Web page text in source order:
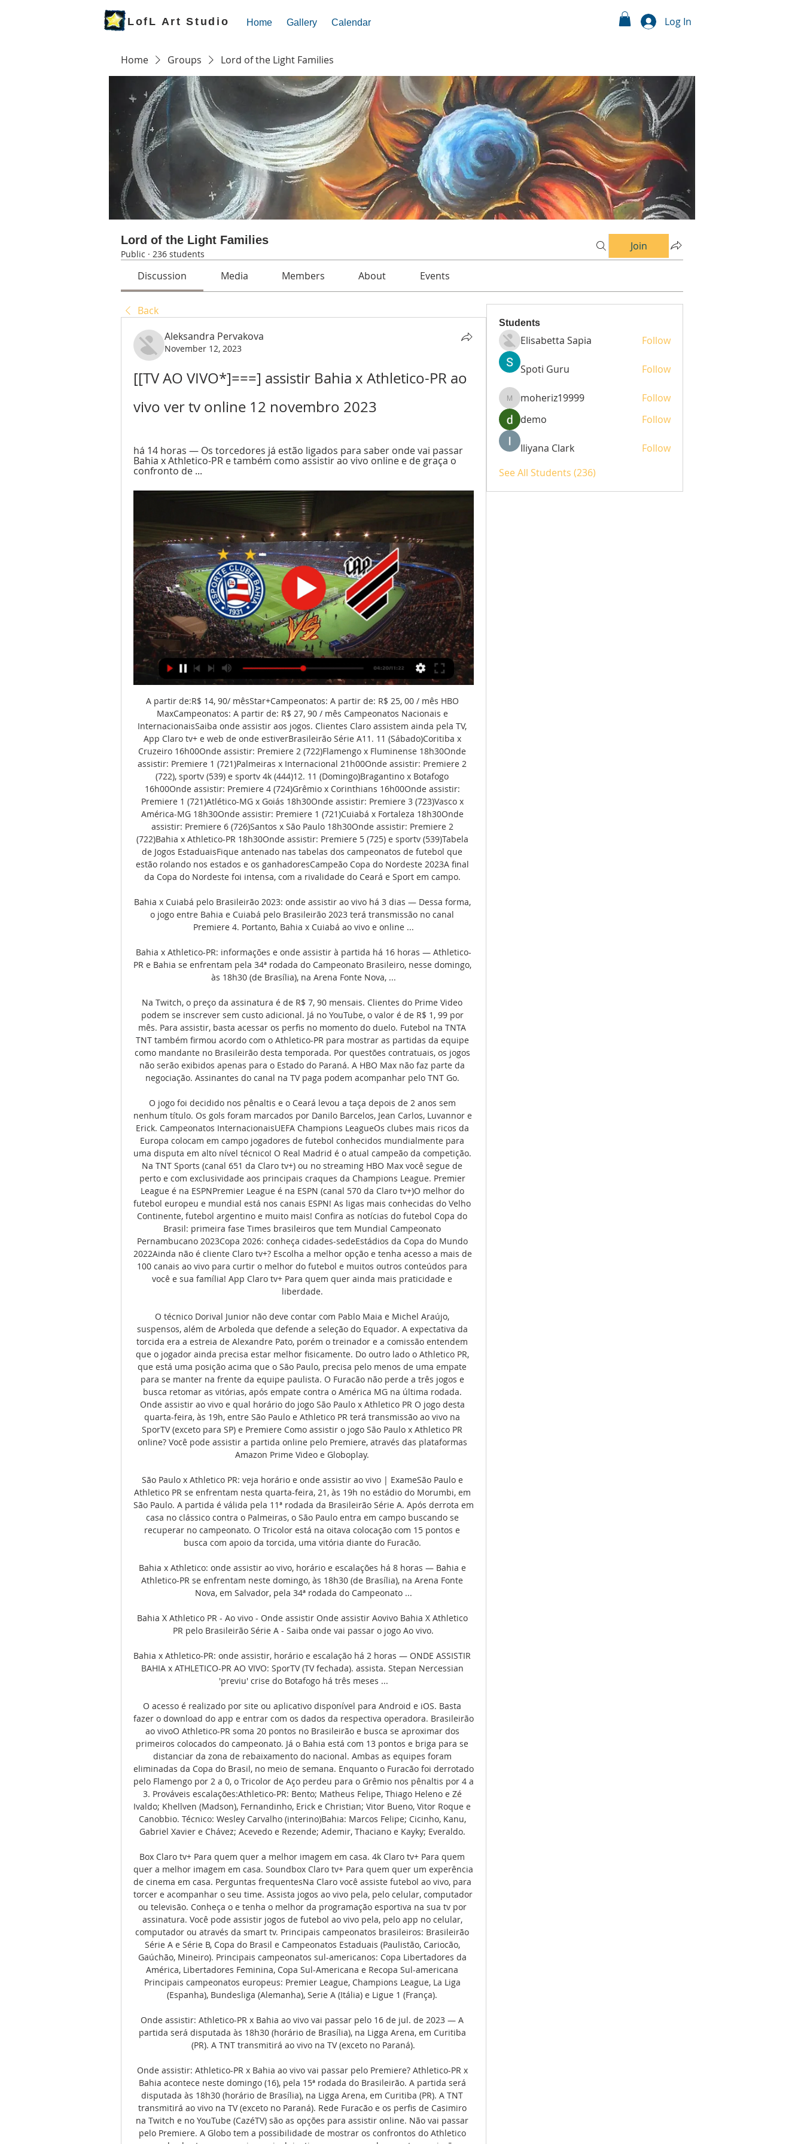
LofL Art Studio Home Gallery Calendar Log In
Home Groups Lord of the Light Families
Lord of the Light Families
Public · 236 students
Join
Discussion Media Members About Events
Back
Aleksandra Pervakova
November 12, 2023
[[TV AO VIVO*]===] assistir Bahia x Athletico-PR ao
vivo ver tv online 12 novembro 2023
há 14 horas — Os torcedores já estão ligados para saber onde vai passar
Bahia x Athletico-PR e também como assistir ao vivo online e de graça o
confronto de ...
A partir de:R$ 14, 90/ mêsStar+Campeonatos: A partir de: R$ 25, 00 / mês HBO MaxCampeonatos: A partir de: R$ 27, 90 / mês Campeonatos Nacionais e InternacionaisSaiba onde assistir aos jogos. Clientes Claro assistem ainda pela TV, App Claro tv+ e web de onde estiverBrasileirão Série A11. 11 (Sábado)Coritiba x Cruzeiro 16h00Onde assistir: Premiere 2 (722)Flamengo x Fluminense 18h30Onde assistir: Premiere 1 (721)Palmeiras x Internacional 21h00Onde assistir: Premiere 2 (722), sportv (539) e sportv 4k (444)12. 11 (Domingo)Bragantino x Botafogo 16h00Onde assistir: Premiere 4 (724)Grêmio x Corinthians 16h00Onde assistir: Premiere 1 (721)Atlético-MG x Goiás 18h30Onde assistir: Premiere 3 (723)Vasco x América-MG 18h30Onde assistir: Premiere 1 (721)Cuiabá x Fortaleza 18h30Onde assistir: Premiere 6 (726)Santos x São Paulo 18h30Onde assistir: Premiere 2 (722)Bahia x Athletico-PR 18h30Onde assistir: Premiere 5 (725) e sportv (539)Tabela de Jogos EstaduaisFique antenado nas tabelas dos campeonatos de futebol que estão rolando nos estados e os ganhadoresCampeão Copa do Nordeste 2023A final da Copa do Nordeste foi intensa, com a rivalidade do Ceará e Sport em campo. 

Bahia x Cuiabá pelo Brasileirão 2023: onde assistir ao vivo há 3 dias — Dessa forma, o jogo entre Bahia e Cuiabá pelo Brasileirão 2023 terá transmissão no canal Premiere 4. Portanto, Bahia x Cuiabá ao vivo e online ...

Bahia x Athletico-PR: informações e onde assistir à partida há 16 horas — Athletico-PR e Bahia se enfrentam pela 34ª rodada do Campeonato Brasileiro, nesse domingo, às 18h30 (de Brasília), na Arena Fonte Nova, ...

Na Twitch, o preço da assinatura é de R$ 7, 90 mensais. Clientes do Prime Video podem se inscrever sem custo adicional. Já no YouTube, o valor é de R$ 1, 99 por mês. Para assistir, basta acessar os perfis no momento do duelo. Futebol na TNTA TNT também firmou acordo com o Athletico-PR para mostrar as partidas da equipe como mandante no Brasileirão desta temporada. Por questões contratuais, os jogos não serão exibidos apenas para o Estado do Paraná. A HBO Max não faz parte da negociação. Assinantes do canal na TV paga podem acompanhar pelo TNT Go. 

O jogo foi decidido nos pênaltis e o Ceará levou a taça depois de 2 anos sem nenhum título. Os gols foram marcados por Danilo Barcelos, Jean Carlos, Luvannor e Erick. Campeonatos InternacionaisUEFA Champions LeagueOs clubes mais ricos da Europa colocam em campo jogadores de futebol conhecidos mundialmente para uma disputa em alto nível técnico! O Real Madrid é o atual campeão da competição. Na TNT Sports (canal 651 da Claro tv+) ou no streaming HBO Max você segue de perto e com exclusividade aos principais craques da Champions League. Premier League é na ESPNPremier League é na ESPN (canal 570 da Claro tv+)O melhor do futebol europeu e mundial está nos canais ESPN! As ligas mais conhecidas do Velho Continente, futebol argentino e muito mais! Confira as notícias do futebol Copa do Brasil: primeira fase Times brasileiros que tem Mundial Campeonato Pernambucano 2023Copa 2026: conheça cidades-sedeEstádios da Copa do Mundo 2022Ainda não é cliente Claro tv+? Escolha a melhor opção e tenha acesso a mais de 100 canais ao vivo para curtir o melhor do futebol e muitos outros conteúdos para você e sua família! App Claro tv+ Para quem quer ainda mais praticidade e liberdade. 

O técnico Dorival Junior não deve contar com Pablo Maia e Michel Araújo, suspensos, além de Arboleda que defende a seleção do Equador. A expectativa da torcida era a estreia de Alexandre Pato, porém o treinador e a comissão entendem que o jogador ainda precisa estar melhor fisicamente. Do outro lado o Athletico PR, que está uma posição acima que o São Paulo, precisa pelo menos de uma empate para se manter na frente da equipe paulista. O Furacão não perde a três jogos e busca retomar as vitórias, após empate contra o América MG na última rodada. Onde assistir ao vivo e qual horário do jogo São Paulo x Athletico PR O jogo desta quarta-feira, às 19h, entre São Paulo e Athletico PR terá transmissão ao vivo na SporTV (exceto para SP) e Premiere Como assistir o jogo São Paulo x Athletico PR online? Você pode assistir a partida online pelo Premiere, através das plataformas Amazon Prime Video e Globoplay. 

São Paulo x Athletico PR: veja horário e onde assistir ao vivo | ExameSão Paulo e Athletico PR se enfrentam nesta quarta-feira, 21, às 19h no estádio do Morumbi, em São Paulo. A partida é válida pela 11ª rodada da Brasileirão Série A. Após derrota em casa no clássico contra o Palmeiras, o São Paulo entra em campo buscando se recuperar no campeonato. O Tricolor está na oitava colocação com 15 pontos e busca com apoio da torcida, uma vitória diante do Furacão. 

Bahia x Athletico: onde assistir ao vivo, horário e escalações há 8 horas — Bahia e Athletico-PR se enfrentam neste domingo, às 18h30 (de Brasília), na Arena Fonte Nova, em Salvador, pela 34ª rodada do Campeonato ...

Bahia X Athletico PR - Ao vivo - Onde assistir Onde assistir Aovivo Bahia X Athletico PR pelo Brasileirão Série A - Saiba onde vai passar o jogo Ao vivo.

Bahia x Athletico-PR: onde assistir, horário e escalação há 2 horas — ONDE ASSISTIR BAHIA x ATHLETICO-PR AO VIVO: SporTV (TV fechada). assista. Stepan Nercessian 'previu' crise do Botafogo há três meses ...

O acesso é realizado por site ou aplicativo disponível para Android e iOS. Basta fazer o download do app e entrar com os dados da respectiva operadora. Brasileirão ao vivoO Athletico-PR soma 20 pontos no Brasileirão e busca se aproximar dos primeiros colocados do campeonato. Já o Bahia está com 13 pontos e briga para se distanciar da zona de rebaixamento do nacional. Ambas as equipes foram eliminadas da Copa do Brasil, no meio de semana. Enquanto o Furacão foi derrotado pelo Flamengo por 2 a 0, o Tricolor de Aço perdeu para o Grêmio nos pênaltis por 4 a 3. Prováveis escalações:Athletico-PR: Bento; Matheus Felipe, Thiago Heleno e Zé Ivaldo; Khellven (Madson), Fernandinho, Erick e Christian; Vitor Bueno, Vitor Roque e Canobbio. Técnico: Wesley Carvalho (interino)Bahia: Marcos Felipe; Cicinho, Kanu, Gabriel Xavier e Chávez; Acevedo e Rezende; Ademir, Thaciano e Kayky; Everaldo. 

Box Claro tv+ Para quem quer a melhor imagem em casa. 4k Claro tv+ Para quem quer a melhor imagem em casa. Soundbox Claro tv+ Para quem quer um experência de cinema em casa. Perguntas frequentesNa Claro você assiste futebol ao vivo, para torcer e acompanhar o seu time. Assista jogos ao vivo pela, pelo celular, computador ou televisão. Conheça o e tenha o melhor da programação esportiva na sua tv por assinatura. Você pode assistir jogos de futebol ao vivo pela, pelo app no celular, computador ou através da smart tv. Principais campeonatos brasileiros: Brasileirão Série A e Série B, Copa do Brasil e Campeonatos Estaduais (Paulistão, Cariocão, Gaúchão, Mineiro). Principais campeonatos sul-americanos: Copa Libertadores da América, Libertadores Feminina, Copa Sul-Americana e Recopa Sul-americana Principais campeonatos europeus: Premier League, Champions League, La Liga (Espanha), Bundesliga (Alemanha), Serie A (Itália) e Ligue 1 (França). 

Onde assistir: Athletico-PR x Bahia ao vivo vai passar pelo 16 de jul. de 2023 — A partida será disputada às 18h30 (horário de Brasília), na Ligga Arena, em Curitiba (PR). A TNT transmitirá ao vivo na TV (exceto no Paraná).

Onde assistir: Athletico-PR x Bahia ao vivo vai passar pelo Premiere? Athletico-PR x Bahia acontece neste domingo (16), pela 15ª rodada do Brasileirão. A partida será disputada às 18h30 (horário de Brasília), na Ligga Arena, em Curitiba (PR). A TNT transmitirá ao vivo na TV (exceto no Paraná). Rede Furacão e os perfis de Casimiro na Twitch e no YouTube (CazéTV) são as opções para assistir online. Não vai passar pelo Premiere. A Globo tem a possibilidade de mostrar os confrontos do Athletico em rede aberta, mas a emissora inclui o time apenas em algumas transmissões. Com isso, boa parte dos duelos fica fora da TV. SporTV e Premiere não vão exibir o embate, pois o Furacão é o único dos 20 clubes que não tem acordo com a Globo para transmitir seus jogos em casa por meio do pay-per-view ou canais por assinatura da empresa. 

jogos Esporte Clube Bahia ao vivo, tabela, resultados ... assistir ao vivo na TV, horário, provável escalação, últimas notícias e palpite Bahia x Athletico-PR, 25.11. Corinthians x Bahia, 29.11. Bahia x São Paulo

Onde assistir, palpites e escalações de Bahia x Athletico-PR há 1 hora — O jogo entre Bahia x Athletico-PR terá transmissão ao vivo no SporTV pela TV por assinatura e no Premiere pelo pay-per-view. Data: Domingo ...

Bahia x Athletico-PR: onde assistir ao vivo e horário há 6 horas — O confronto terá transmissão ao vivo no canal de TV fechada SporTV e no serviço de pay-per-view Premiere. Confira onde vai passar a partida, ...

Assistir Futebol Ao Vivo na Internet Online e TV | Tabelas e Jogos | ClaroBrasileirão 2023No Premiere você não perde nenhum lance dos principais campeonatos do PaísA maior cobertura do futebol brasileiro! Champions LeagueAcompanhe o maior campeonato da Europa. Turbine seu plano com seus campeonatos favoritosAssista os grandes jogos do seu time do coração na sua Claro tv+PremiereCampeonatos: Brasileiro Séries A e B Paulista Mineiro e Pernambucano. A partir de: R$ 29, 90 / mês Paramount+Campeonatos: Libertadores Sudamericana. A partir de:R$ 19, 90/ mêsESPNCampeonatos: Champions League Europa League Copa Sul-Americana Ligas de Futebol da Europa Copa do Brasil Copas dos Países da Europa Copa da Alemanha Copa Itália A partir de: R$ 69, 90 / mês Nosso FutebolCampeonatos: Regionais Estaduais (Pernambucano, Cearense, Alagoano e Goiano) Brasileirão Série C e a Copa do Nordeste. 

Bahia x Athletico-PR: informações e onde assistir à partida há 16 horas — Bahia x Athletico-PR: informações e onde assistir à partida pelo Brasileirão. São Paulo, SP. Publicação 11/11/23 | 20:00.

Palmeiras x Athletico-PR ao vivo: onde assistir ao jogo do 4 de nov. de 2
Students
Elisabetta Sapia Follow
Spoti Guru Follow
moheriz19999
moheriz19999
Follow
demo
Follow
Iliyana Clark
Follow
See All Students (236)